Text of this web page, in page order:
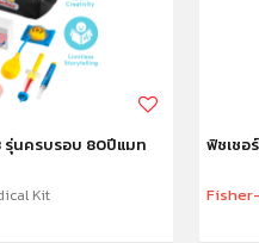
รุ่นครบรอบ 80ปีแมท
Kit
ฟิชเชอ